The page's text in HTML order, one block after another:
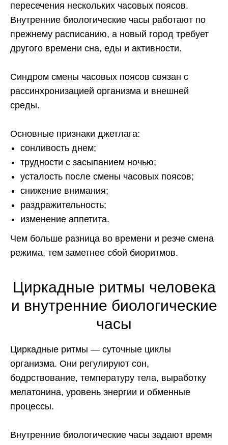
пересечения нескольких часовых поясов.
Внутренние биологические часы работают по
прежнему расписанию, а новый город требует
другого времени сна, еды и активности.
Синдром смены часовых поясов связан с
рассинхронизацией организма и внешней
среды.
Основные признаки джетлага:
сонливость днем;
трудности с засыпанием ночью;
усталость после смены часовых поясов;
снижение внимания;
раздражительность;
изменение аппетита.
Чем больше разница во времени и резче смена
режима, тем заметнее сбой биоритмов.
Циркадные ритмы человека
и внутренние биологические
часы
Циркадные ритмы — суточные циклы
организма. Они регулируют сон,
бодрствование, температуру тела, выработку
мелатонина, уровень энергии и обменные
процессы.
Внутренние биологические часы задают время